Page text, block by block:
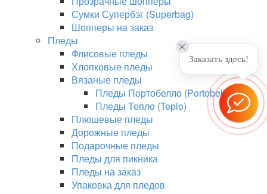
Сумки Супербэг (Superbag)
Шопперы на заказ
Пледы
Флисовые пледы
Хлопковые пледы
Вязаные пледы
Пледы Портобелло (Portobello)
Пледы Тепло (Teplo)
Плюшевые пледы
Дорожные пледы
Подарочные пледы
Пледы для пикника
Пледы на заказ
Упаковка для пледов
Заказать здесь!